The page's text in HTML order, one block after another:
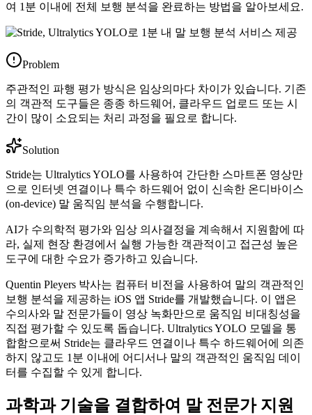
여 1분 이내에 전체 보행 분석을 완료하는 방법을 알아보세요.
Problem
주관적인 파행 평가 방식은 임상의마다 차이가 있습니다. 기존
의 객관적 도구들은 종종 하드웨어, 클라우드 업로드 또는 시
간이 많이 소요되는 처리 과정을 필요로 합니다.
Solution
Stride는 Ultralytics YOLO를 사용하여 간단한 스마트폰 영상만
으로 인터넷 연결이나 특수 하드웨어 없이 신속한 온디바이스
(on-device) 말 움직임 분석을 수행합니다.
AI가 수의학적 평가와 임상 의사결정을 계속해서 지원함에 따
라, 실제 현장 환경에서 실행 가능한 객관적이고 접근성 높은
도구에 대한 수요가 증가하고 있습니다.
Quentin Pleyers 박사는 컴퓨터 비전을 사용하여 말의 객관적인
보행 분석을 제공하는 iOS 앱 Stride를 개발했습니다. 이 앱은
수의사와 말 전문가들이 영상 녹화만으로 움직임 비대칭성을
직접 평가할 수 있도록 돕습니다. Ultralytics YOLO 모델을 통
합함으로써 Stride는 클라우드 연결이나 특수 하드웨어에 의존
하지 않고도 1분 이내에 어디서나 말의 객관적인 움직임 데이
터를 수집할 수 있게 합니다.
과학과 기술을 결합하여 말 전문가 지원